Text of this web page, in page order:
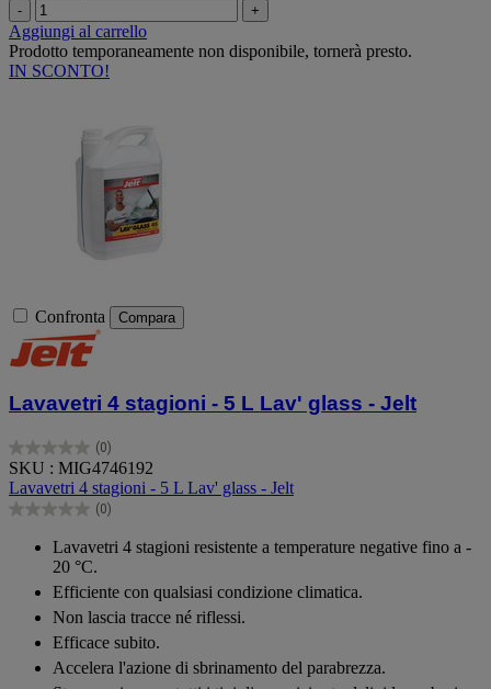
- +
Aggiungi al carrello
Prodotto temporaneamente non disponibile, tornerà presto.
IN SCONTO!
Confronta Compara
Lavavetri 4 stagioni - 5 L Lav' glass - Jelt
(0)
0.0
su
5
stelle.
SKU : MIG4746192
Lavavetri 4 stagioni - 5 L Lav' glass - Jelt
(0)
0.0
Lavavetri 4 stagioni resistente a temperature negative fino a ‐
20 °C.
Efficiente con qualsiasi condizione climatica.
Non lascia tracce né riflessi.
Efficace subito.
Accelera l'azione di sbrinamento del parabrezza.